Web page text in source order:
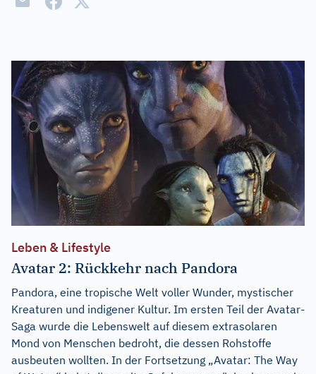
Leben & Lifestyle
Avatar 2: Rückkehr nach Pandora
Pandora, eine tropische Welt voller Wunder, mystischer
Kreaturen und indigener Kultur. Im ersten Teil der Avatar-
Saga wurde die Lebenswelt auf diesem extrasolaren
Mond von Menschen bedroht, die dessen Rohstoffe
ausbeuten wollten. In der Fortsetzung „Avatar: The Way